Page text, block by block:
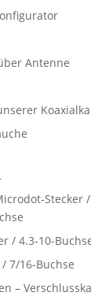
Antenne
Stecker
/ 4.3-10-
7/16-Buchse
–